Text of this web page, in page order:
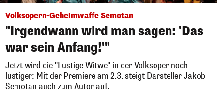
Volksopern-Geheimwaffe Semotan
"Irgendwann wird man sagen: 'Das
war sein Anfang!'"
Jetzt wird die "Lustige Witwe" in der Volksoper noch
lustiger: Mit der Premiere am 2.3. steigt Darsteller Jakob
Semotan auch zum Autor auf.